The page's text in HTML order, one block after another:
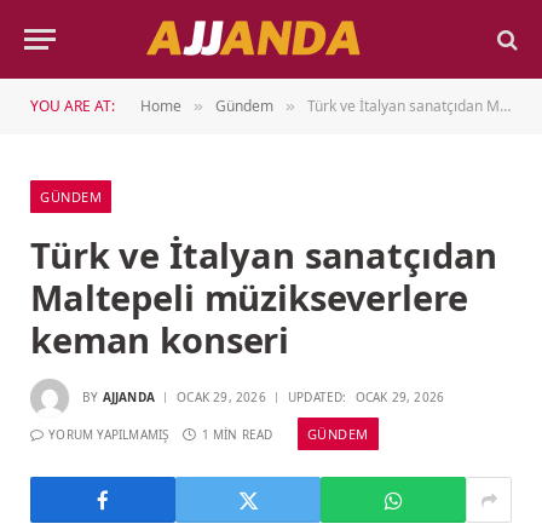
YOU ARE AT: Home » Gündem » Türk ve İtalyan sanatçıdan Maltepeli müzikseverlere keman konseri
GÜNDEM
Türk ve İtalyan sanatçıdan
Maltepeli müzikseverlere
keman konseri
BY AJJANDA OCAK 29, 2026 UPDATED: OCAK 29, 2026
YORUM YAPILMAMIŞ 1 MIN READ GÜNDEM